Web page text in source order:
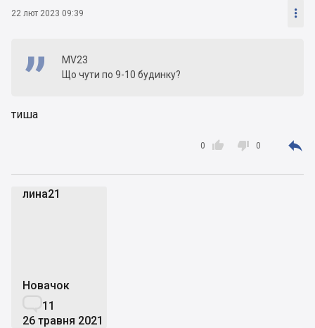
22 лют 2023 09:39 
MV23
Що чути по 9-10 будинку?
тиша

0  0 
лина21
Новачок
11
26 травня 2021